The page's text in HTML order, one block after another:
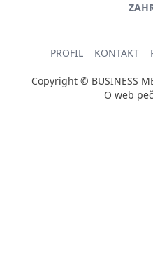
PROFIL KONTAKT
Copyright © BUSINESS